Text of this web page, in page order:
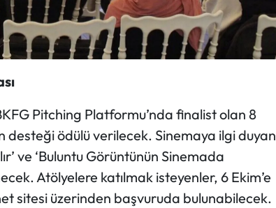
Pitching Platformu’nda finalist olan 8
desteği ödülü verilecek. Sinemaya ilgi duyan
ve ‘Buluntu Görüntünün Sinemada
Atölyelere katılmak isteyenler, 6 Ekim’e
sitesi üzerinden başvuruda bulunabilecek.